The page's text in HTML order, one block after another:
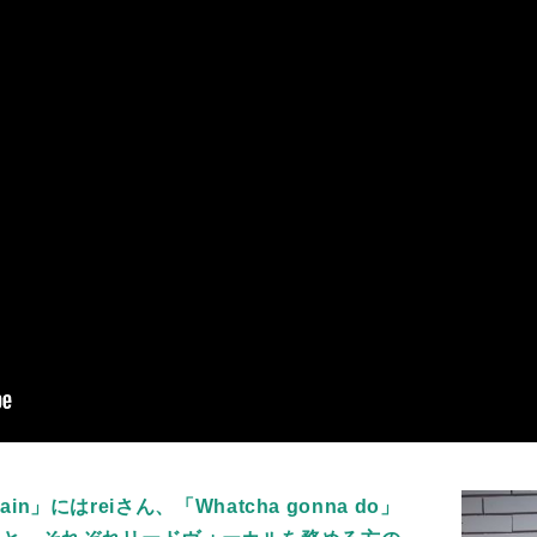
」にはreiさん、「Whatcha gonna do」